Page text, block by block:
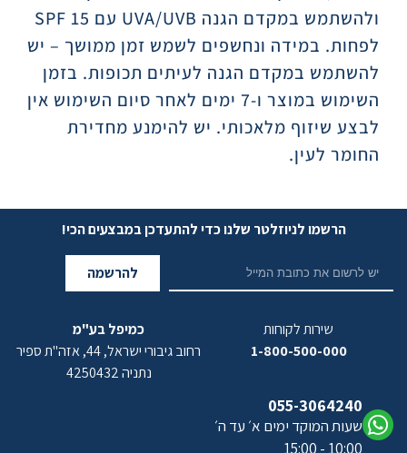
ולהשתמש במקדם הגנה UVA/UVB עם SPF 15
לפחות. במידה ונחשפים לשמש זמן ממושך – יש
להשתמש במקדם הגנה לעיתים תכופות. בזמן
השימוש במוצר ו-7 ימים לאחר סיום השימוש אין
לבצע שיזוף מלאכותי. יש להימנע מחדירת
החומר לעין.
הרשמו לניוזלטר שלנו כדי להתעדכן במבצעים הכי!
להרשמה
שירות לקוחות
1-800-500-000
055-3064240
שעות המוקד ימים א׳ עד ה׳
10:00 - 15:00
כמיפל בע"מ
רחוב גיבורי ישראל, 44, אזה"ת ספיר
נתניה 4250432